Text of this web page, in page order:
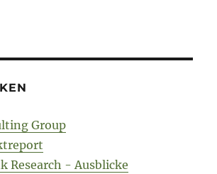
Group
Research - Ausblicke